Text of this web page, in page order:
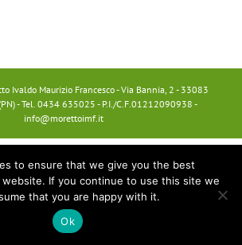
Ivaldo Maurizio Francesco - Via Bannia, 2 - 33083
- Tel. 0434 635025 - P.I./C.F.01212090938 -
info@morettoimf.it
to ensure that we give you the best
If you continue to use this site we
that you are happy with it.
Ok